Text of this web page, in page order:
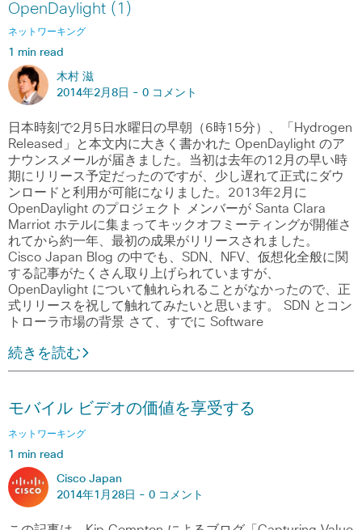
OpenDaylight (1)
ネットワーキング
1 min read
木村 滋
2014年2月8日 - 0 コメント
日本時刻で2月5日水曜日の早朝（6時15分）、「Hydrogen
Released」と本文内に大きく書かれた OpenDaylight のア
ナウンスメールが届きました。当初は去年の12月の早い時
期にリリース予定だったのですが、少し遅れて正式にダウ
ンロードと利用が可能になりました。2013年2月に
OpenDaylight のプロジェクト メンバーが Santa Clara
Marriot ホテルに集まってキックオフミーティングが開催さ
れてから約一年、最初の成果がリリースされました。
Cisco Japan Blog の中でも、SDN、NFV、仮想化全般に関
する記事がたくさん取り上げられていますが、
OpenDaylight について触れられることがなかったので、正
式リリースを祝して触れてみたいと思います。 SDN とコン
トローラ市場の背景 さて、すでに Software
続きを読む
モバイル ビデオの価値を享受する
ネットワーキング
1 min read
Cisco Japan
2014年1月28日 - 0 コメント